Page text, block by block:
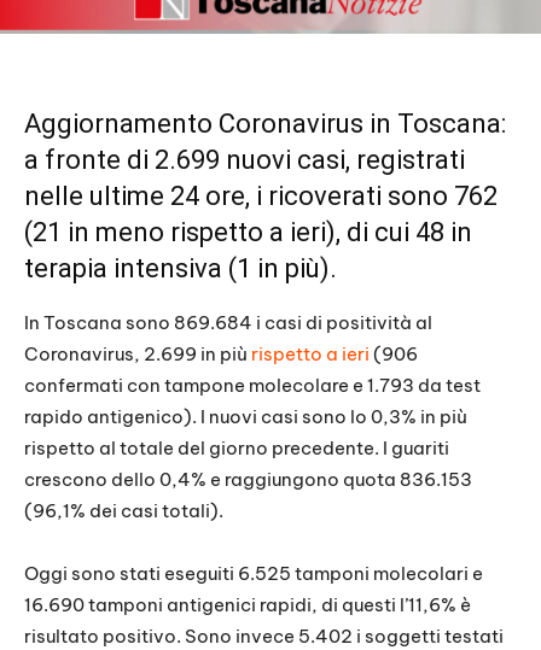
Aggiornamento Coronavirus in Toscana:
a fronte di 2.699 nuovi casi, registrati
nelle ultime 24 ore, i ricoverati sono 762
(21 in meno rispetto a ieri), di cui 48 in
terapia intensiva (1 in più).
In Toscana sono 869.684 i casi di positività al
Coronavirus, 2.699 in più rispetto a ieri (906
confermati con tampone molecolare e 1.793 da test
rapido antigenico). I nuovi casi sono lo 0,3% in più
rispetto al totale del giorno precedente. I guariti
crescono dello 0,4% e raggiungono quota 836.153
(96,1% dei casi totali).
Oggi sono stati eseguiti 6.525 tamponi molecolari e
16.690 tamponi antigenici rapidi, di questi l’11,6% è
risultato positivo. Sono invece 5.402 i soggetti testati